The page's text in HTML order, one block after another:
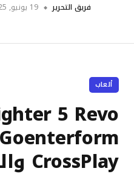
فريق التحرير 19 يونيو, 2025
ألعاب
5 Revo
CrossPlay والمزيد